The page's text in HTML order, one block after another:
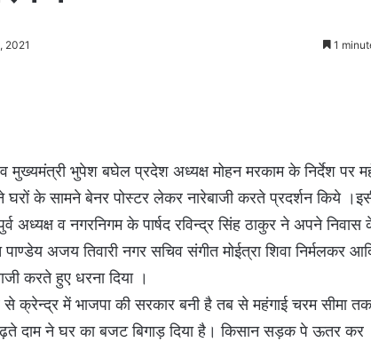
2021 1
भुपेश बघेल प्रदेश अध्यक्ष मोहन मरकाम के निर्देश पर
के सामने बेनर पोस्टर लेकर नारेबाजी करते प्रदर्शन किये
व नगरनिगम के पार्षद रविन्द्र सिंह ठाकुर ने अपने निवास
अजय तिवारी नगर सचिव संगीत मोईत्रा शिवा निर्मलकर
करते हुए धरना दिया ।
क्रेन्द्र में भाजपा की सरकार बनी है तब से महंगाई चरम सीमा तक
दाम ने घर का बजट बिगाड़ दिया है। किसान सड़क पे ऊतर कर